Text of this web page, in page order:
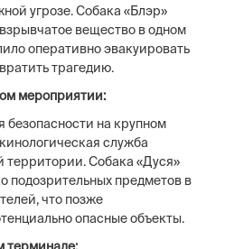
угрозе. Собака «Блэр»
вещество в одном
оперативно эвакуировать
трагедию.
мероприятии:
безопасности на крупном
служба
территории. Собака «Дуся»
подозрительных предметов в
что позже
опасные объекты.